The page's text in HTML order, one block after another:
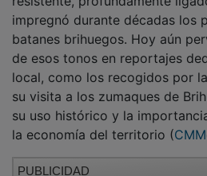
impregnó durante décadas los
batanes brihuegos. Hoy aún
de esos tonos en reportajes
local, como los recogidos por
su visita a los zumaques de
su uso histórico y la
la economía del territorio (